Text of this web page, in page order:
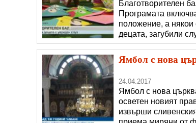
Благотворителен
Програмата
положение, а някои
децата, загубили
която обедини
операцията, която
Ямбол с нова
24.04.2017
Ямбол с нова
осветен новият
извърши